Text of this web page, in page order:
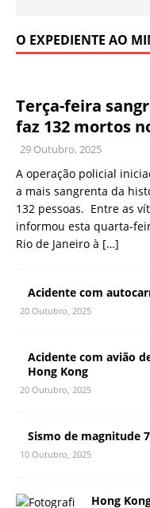
O EXPEDIENTE AO
Terça-feira
faz 132 mortos
29 Outubro, 2025
A operação policial
a mais sangrenta da
132 pessoas. Entre as
informou esta quarta-
Rio de Janeiro à […]
Acidente com
20 Outubro, 2025
Acidente com avião
Hong Kong
20 Outubro, 2025
Sismo de magnitude
10 Outubro, 2025
Hong